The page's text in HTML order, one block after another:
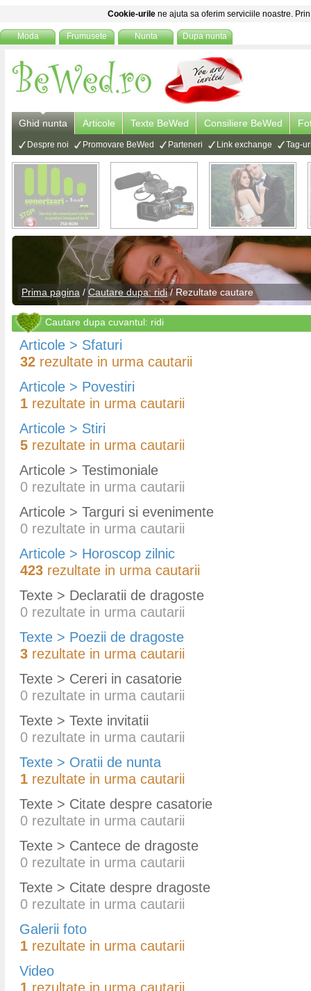
Cookie-urile ne ajuta sa oferim serviciile noastre.
Moda Frumusete Nunta Dupa nunta
Ghid nunta Articole Texte BeWed Consiliere BeWed
Despre noi Promovare BeWed Parteneri Link exchange Tag-
Prima pagina /Cautare dupa: ridi/ Rezultate cautare
Cautare dupa cuvantul: ridi
Articole > Sfaturi
32 rezultate in urma cautarii
Articole > Povestiri
1 rezultate in urma cautarii
Articole > Stiri
5 rezultate in urma cautarii
Articole > Testimoniale
0 rezultate in urma cautarii
Articole > Targuri si evenimente
0 rezultate in urma cautarii
Articole > Horoscop zilnic
423 rezultate in urma cautarii
Texte > Declaratii de dragoste
0 rezultate in urma cautarii
Texte > Poezii de dragoste
3 rezultate in urma cautarii
Texte > Cereri in casatorie
0 rezultate in urma cautarii
Texte > Texte invitatii
0 rezultate in urma cautarii
Texte > Oratii de nunta
1 rezultate in urma cautarii
Texte > Citate despre casatorie
0 rezultate in urma cautarii
Texte > Cantece de dragoste
0 rezultate in urma cautarii
Texte > Citate despre dragoste
0 rezultate in urma cautarii
Galerii foto
1 rezultate in urma cautarii
Video
1 rezultate in urma cautarii